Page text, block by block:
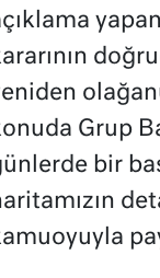
Grup
bir